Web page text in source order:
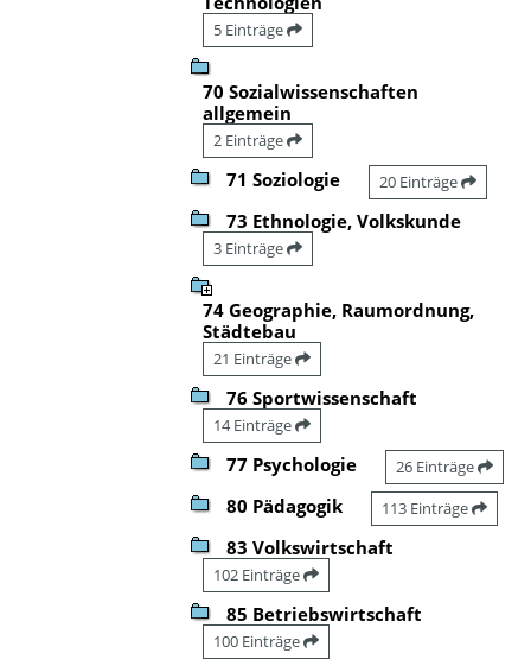
5 Einträge
70 Sozialwissenschaften
allgemein
2 Einträge
71 Soziologie 20 Einträge
73 Ethnologie, Volkskunde
3 Einträge
74 Geographie, Raumordnung,
Städtebau
21 Einträge
76 Sportwissenschaft
14 Einträge
77 Psychologie 26 Einträge
80 Pädagogik 113 Einträge
83 Volkswirtschaft
102 Einträge
85 Betriebswirtschaft
100 Einträge